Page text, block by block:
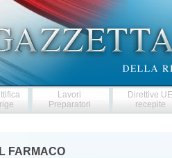
Lavori
Preparatori
Direttive
recepite
FARMACO